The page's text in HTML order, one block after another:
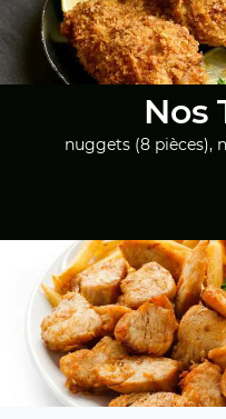
Nos
nuggets (8 pièces),